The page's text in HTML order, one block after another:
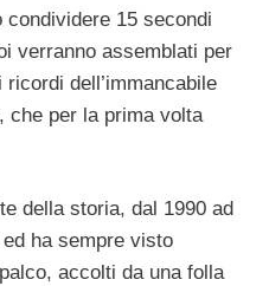
condividere 15 secondi
verranno assemblati per
dell’immancabile
che per la prima volta
della storia, dal 1990 ad
ha sempre visto
accolti da una folla